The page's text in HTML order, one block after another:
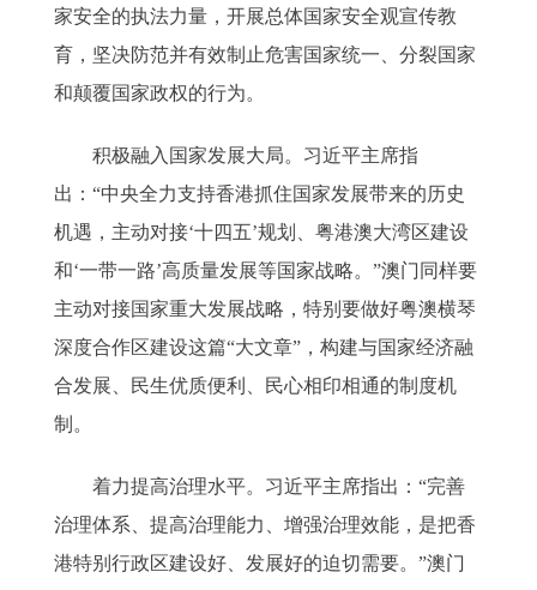
家安全的执法力量，开展总体国家安全观宣传教
育，坚决防范并有效制止危害国家统一、分裂国家
和颠覆国家政权的行为。
积极融入国家发展大局。习近平主席指
出：“中央全力支持香港抓住国家发展带来的历史
机遇，主动对接‘十四五’规划、粤港澳大湾区建设
和‘一带一路’高质量发展等国家战略。”澳门同样要
主动对接国家重大发展战略，特别要做好粤澳横琴
深度合作区建设这篇“大文章”，构建与国家经济融
合发展、民生优质便利、民心相印相通的制度机
制。
着力提高治理水平。习近平主席指出：“完善
治理体系、提高治理能力、增强治理效能，是把香
港特别行政区建设好、发展好的迫切需要。”澳门